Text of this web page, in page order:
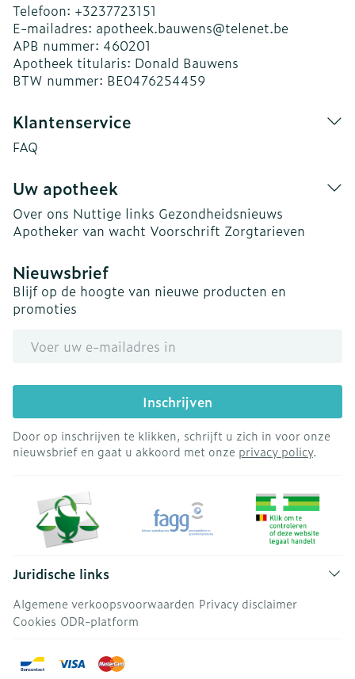
Telefoon: +3237723151
E-mailadres: apotheek.bauwens@telenet.be
APB nummer: 460201
Apotheek titularis: Donald Bauwens
BTW nummer: BE0476254459
Klantenservice
FAQ
Uw apotheek
Over ons Nuttige links Gezondheidsnieuws
Apotheker van wacht Voorschrift Zorgtarieven
Nieuwsbrief
Blijf op de hoogte van nieuwe producten en
promoties
Inschrijven
Door op inschrijven te klikken, schrijft u zich in voor onze
nieuwsbrief en gaat u akkoord met onze privacy policy.
Juridische links
Algemene verkoopsvoorwaarden Privacy disclaimer
Cookies ODR-platform